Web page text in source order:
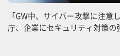
「GW中、サイバー攻撃に注
庁、企業にセキュリティ対策の